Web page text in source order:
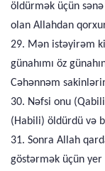
öldürmək üçün
olan Allahdan
29. Mən istəyirəm
günahımı öz
Cəhənnəm
30. Nəfsi onu
(Habili) öldürdü və
31. Sonra Allah
göstərmək üçün